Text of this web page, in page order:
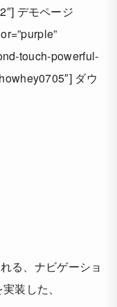
デモページ
touch-powerful-
ダウ
る、ナビゲーショ
装した、